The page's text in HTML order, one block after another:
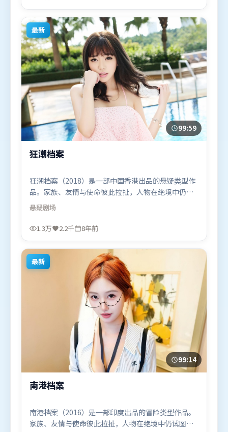
映上线，适合喜欢动作题材的观众观看。
最新
99:59
狂潮档案
狂潮档案（2018）是一部中国香港出品的悬疑类型作
品。家族、友情与使命彼此拉扯，人物在绝境中仍试
图守住心中微光。摄影与美术共同营造出强烈地域气
质，增强沉浸感。由是枝裕和执导，马东锡、艾米莉
·布朗特、古天乐，汤姆·哈迪、朱一龙等联袂出
映上线，适合喜欢悬疑题材的观众观看。
悬疑剧场
1.3万 2.2千 8年前
最新
99:14
南港档案
南港档案（2016）是一部印度出品的冒险类型作品。
家族、友情与使命彼此拉扯，人物在绝境中仍试图守